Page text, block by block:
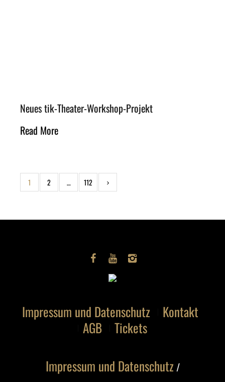
Neues tik-Theater-Workshop-Projekt
Read More
1 2 … 112
Impressum und Datenschutz
Kontakt
AGB
Tickets
Impressum und Datenschutz /